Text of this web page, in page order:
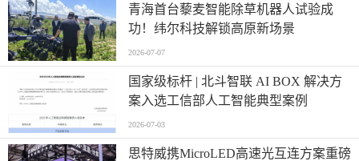
青海首台藜麦智能除草机器人试验成
功！纬尔科技解锁高原新场景
2026-07-07
国家级标杆 | 北斗智联 AI BOX 解决方
案入选工信部人工智能典型案例
2026-07-03
思特威携MicroLED高速光互连方案重磅